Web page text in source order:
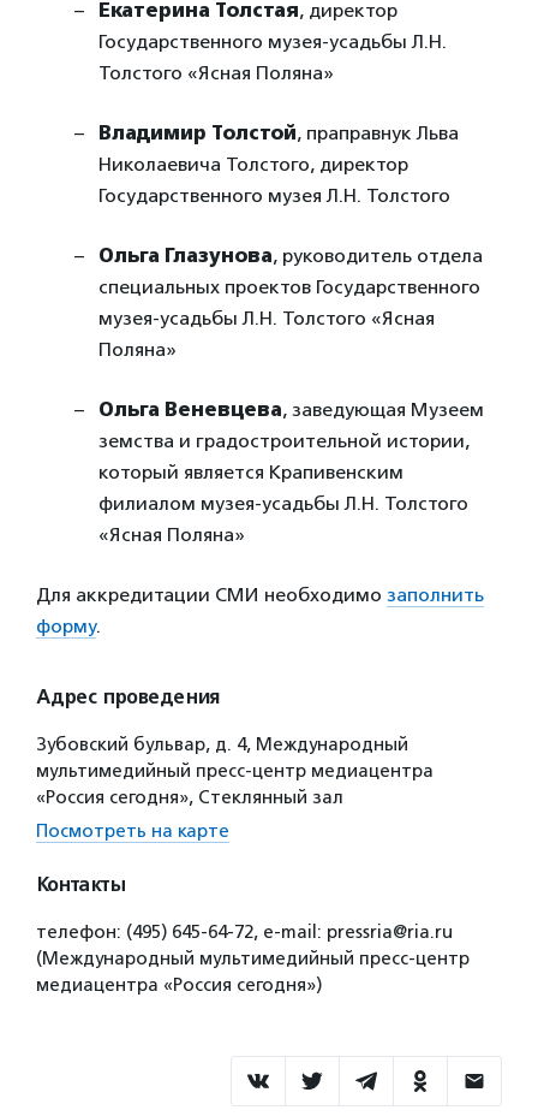
Екатерина Толстая, директор
Государственного музея-усадьбы Л.Н.
Толстого «Ясная Поляна»
Владимир Толстой, праправнук Льва
Николаевича Толстого, директор
Государственного музея Л.Н. Толстого
Ольга Глазунова, руководитель отдела
специальных проектов Государственного
музея-усадьбы Л.Н. Толстого «Ясная
Поляна»
Ольга Веневцева, заведующая Музеем
земства и градостроительной истории,
который является Крапивенским
филиалом музея-усадьбы Л.Н. Толстого
«Ясная Поляна»
Для аккредитации СМИ необходимо заполнить
форму.
Адрес проведения
Зубовский бульвар, д. 4, Международный
мультимедийный пресс-центр медиацентра
«Россия сегодня», Стеклянный зал
Посмотреть на карте
Контакты
телефон: (495) 645-64-72, е-mail: pressria@ria.ru
(Международный мультимедийный пресс-центр
медиацентра «Россия сегодня»)